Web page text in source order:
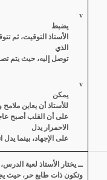
v
يضبط
الأستاذ التوقيت، ثم
الذي
توصل إليه، حيث يتم
v
يمكن
للأستاذ أن يعاين
على أن القلب أصبح
الاحمرار يدل
على الإجهاد، بينما
ــ يختار الأستاذ لعبة الدرس،
وتكون ذات طابع حر، حيث